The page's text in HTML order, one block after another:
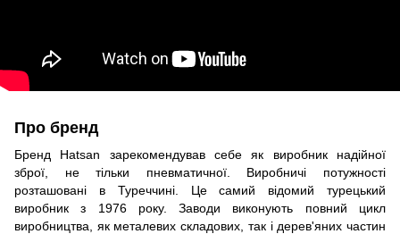
Про бренд
Бренд Hatsan зарекомендував себе як виробник надійної
зброї, не тільки пневматичної. Виробничі потужності
розташовані в Туреччині. Це самий відомий турецький
виробник з 1976 року. Заводи виконують повний цикл
виробництва, як металевих складових, так і дерев'яних частин